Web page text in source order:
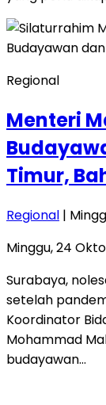
Regional
Menteri
Timur,
Regional |
Minggu, 24
Surabaya,
setelah
Koordinator
Mohammad
budayawan…